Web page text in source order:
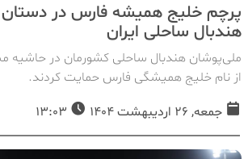
پرچم خلیج همیشه فارس در
هندبال ساحلی ایران
ملی‌پوشان هندبال ساحلی کشورمان در حاشیه
از نام خلیج همیشگی فارس حمایت کردند.
جمعه, 26 اردیبهشت 1404